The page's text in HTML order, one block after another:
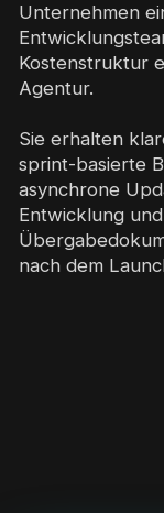
Unternehmen
Kostenstruktur
Agentur.
Sie erhalten
sprint-basierte
asynchrone
Entwicklung
nach dem